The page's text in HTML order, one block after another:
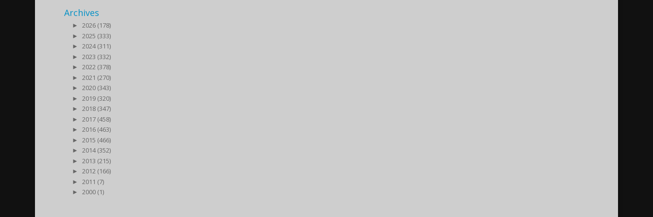
Archives
►
2026 (178)
►
2025 (333)
►
2024 (311)
►
2023 (332)
►
2022 (378)
►
2021 (270)
►
2020 (343)
►
2019 (320)
►
2018 (347)
►
2017 (458)
►
2016 (463)
►
2015 (466)
►
2014 (352)
►
2013 (215)
►
2012 (166)
►
2011 (7)
►
2000 (1)